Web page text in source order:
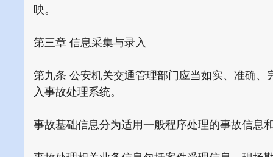
映。
第三章 信息采集与录入
第九条 公安机关交通管理部门应当如实、准确
入事故处理系统。
事故基础信息分为适用一般程序处理的事故信息